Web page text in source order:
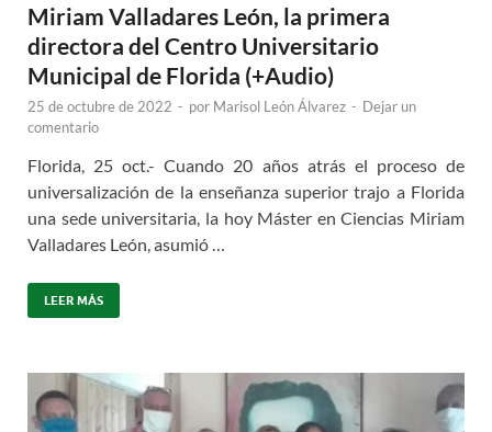
Miriam Valladares León, la primera
directora del Centro Universitario
Municipal de Florida (+Audio)
25 de octubre de 2022 - por Marisol León Álvarez - Dejar un
comentario
Florida, 25 oct.- Cuando 20 años atrás el proceso de
universalización de la enseñanza superior trajo a Florida
una sede universitaria, la hoy Máster en Ciencias Miriam
Valladares León, asumió …
LEER MÁS